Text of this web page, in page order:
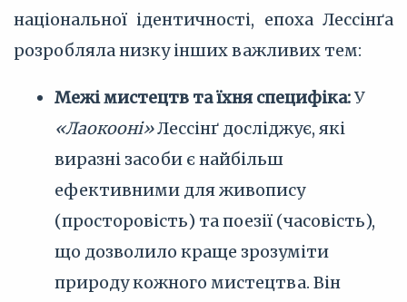
національної ідентичності, епоха Лессінґа
розробляла низку інших важливих тем:
Межі мистецтв та їхня специфіка:У
«Лаокооні»Лессінґ досліджує, які
виразні засоби є найбільш
ефективними для живопису
(просторовість) та поезії (часовість),
що дозволило краще зрозуміти
природу кожного мистецтва. Він